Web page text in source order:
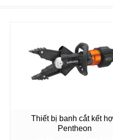
Thiết bị banh cắt kết
Pentheon